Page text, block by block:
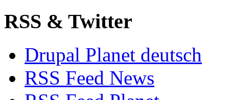
RSS & Twitter
Drupal Planet deutsch
RSS Feed News